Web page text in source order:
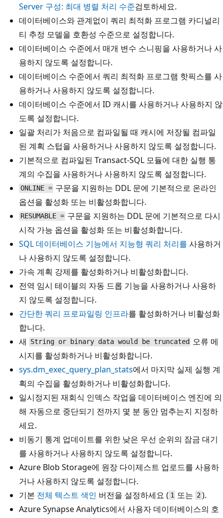
Server 구성: 최대 병렬 처리 수준검토하세요.
데이터베이스와 관계없이 쿼리 최적화 프로그램 카디널리
티 추정 모델을 호환성 수준으로 설정합니다.
데이터베이스 수준에서 매개 변수 스니핑을 사용하거나 사
용하지 않도록 설정합니다.
데이터베이스 수준에서 쿼리 최적화 프로그램 핫픽스를 사
용하거나 사용하지 않도록 설정합니다.
데이터베이스 수준에서 ID 캐시를 사용하거나 사용하지 않
도록 설정합니다.
일괄 처리가 처음으로 컴파일될 때 캐시에 저장될 컴파일
된 계획 스텁을 사용하거나 사용하지 않도록 설정합니다.
기본적으로 컴파일된 Transact-SQL 모듈에 대한 실행 통
계의 수집을 사용하거나 사용하지 않도록 설정합니다.
ONLINE = 구문을 지원하는 DDL 문에 기본적으로 온라인
옵션을 활성화 또는 비활성화합니다.
RESUMABLE = 구문을 지원하는 DDL 문에 기본적으로 다시
시작 가능 옵션을 활성화 또는 비활성화합니다.
SQL 데이터베이스 기능에서 지능형 쿼리 처리를 사용하거
나 사용하지 않도록 설정합니다.
가속 계획 강제를 활성화하거나 비활성화합니다.
전역 임시 테이블의 자동 드롭 기능을 사용하거나 사용하
지 않도록 설정합니다.
간단한 쿼리 프로파일링 인프라를 활성화하거나 비활성화
합니다.
새
String or binary data would be truncated 오류 메
시지를 활성화하거나 비활성화합니다.
sys.dm_exec_query_plan_stats에서 마지막 실제 실행 계
획의 수집을 활성화하거나 비활성화합니다.
일시정지된 재회식 인덱스 작업을 데이터베이스 엔진에 의
해 자동으로 중단되기 전까지 몇 분 동안 멈추는지 지정하
세요.
비동기 통계 업데이트를 위한 낮은 우선 순위의 잠금 대기
를 사용하거나 사용하지 않도록 설정합니다.
Azure Blob Storage에 원장 다이제스트 업로드를 사용하
거나 사용하지 않도록 설정합니다.
기본 전체 텍스트 색인 버전을 설정하세요 ( 1 또는 2).
Azure Synapse Analytics에서 사용자 데이터베이스의 호